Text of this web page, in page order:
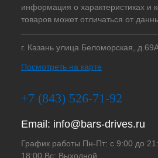
информация о характеристиках и
товаров может отличаться от
г. Казань улица Беломорская,
Посмотреть на карте
+7 (843) 526-71-92
Email: info@bars-drives.ru
График работы Пн-Пт: с 9:00 до
18:00 Вс: Выходной